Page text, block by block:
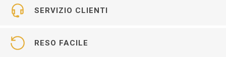
SERVIZIO CLIENTI
RESO FACILE